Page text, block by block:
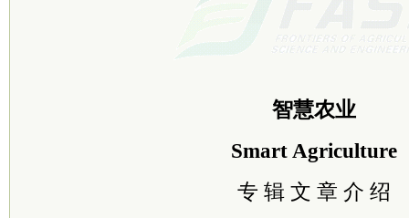
智慧农业
Smart Agriculture
专 辑 文 章 介 绍